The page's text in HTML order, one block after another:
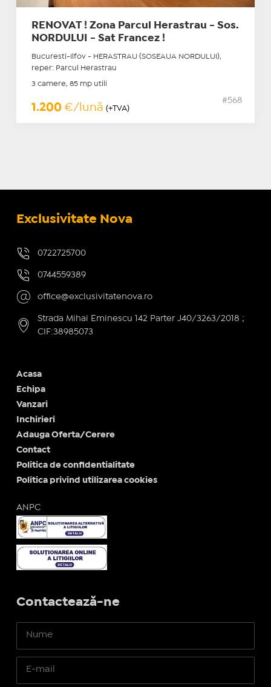
RENOVAT ! Zona Parcul Herastrau - Sos.
NORDULUI - Sat Francez !
Bucuresti-Ilfov - HERASTRAU (SOSEAUA NORDULUI),
reper: Parcul Herastrau
3 camere, 85 mp utili
1.200 €/lună (+TVA)
#568
Exclusivitate Nova
0722725700
0744559389
office@exclusivitatenova.ro
Strada Mihai Eminescu 142 Parter J40/3263/2018 ;
CIF:38985073
Acasa
Echipa
Vanzari
Inchirieri
Adauga Oferta/Cerere
Contact
Politica de confidentialitate
Politica privind utilizarea cookies
ANPC
Contactează-ne